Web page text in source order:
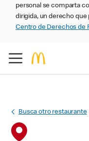
personal se comparta
dirigida, un derecho
Centro de Derechos de
Busca otro restaurante